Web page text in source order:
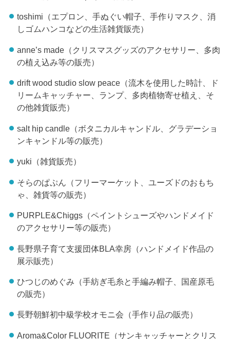
toshimi（エプロン、手ぬぐい帽子、手作りマスク、消
しゴムハンコなどの生活雑貨販売）
anne’s made（クリスマスグッズのアクセサリー、多肉
の植え込み等の販売）
drift wood studio slow peace（流木を使用した時計、ド
リームキャッチャー、ランプ、多肉植物寄せ植え、そ
の他雑貨販売）
salt hip candle（ボタニカルキャンドル、グラデーショ
ンキャンドル等の販売）
yuki（雑貨販売）
そらのぱぷん（フリーマーケット、ユーズドのおもち
ゃ、雑貨等の販売）
PURPLE&Chiggs（ペイントシューズやハンドメイド
のアクセサリー等の販売）
長野県子育て支援団体BLA幸房（ハンドメイド作品の
展示販売）
ひつじのめぐみ（手紡ぎ毛糸と手編み帽子、国産原毛
の販売）
長野朝鮮初中級学校オモニ会（手作り品の販売）
Aroma&Color FLUORITE（サンキャッチャーとクリス